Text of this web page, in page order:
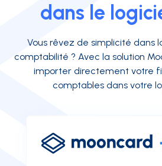
dans le
Vous rêvez de simplicité dans
comptabilité ? Avec la solution
importer directement votre
comptables dans votre